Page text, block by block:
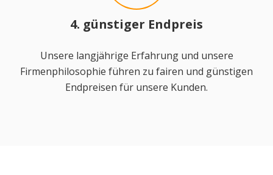
4. günstiger Endpreis
Unsere langjährige Erfahrung und unsere
Firmenphilosophie führen zu fairen und günstigen
Endpreisen für unsere Kunden.